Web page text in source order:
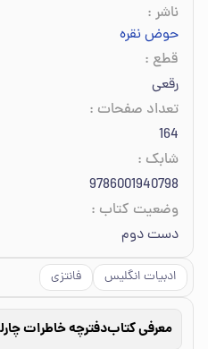
ناشر :
حوض نقره
قطع :
رقعی
تعداد صفحات :
164
شابک :
9786001940798
وضعیت کتاب :
دست دوم
ادبیات انگلیس فانتزی
معرفی کتاب